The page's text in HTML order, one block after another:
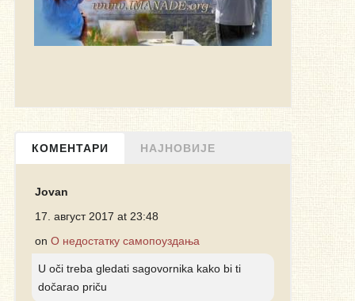
КОМЕНТАРИ НАЈНОВИЈЕ
Jovan
17. август 2017 at 23:48
on О недостатку самопоуздања
U oči treba gledati sagovornika kako bi ti
dočarao priču